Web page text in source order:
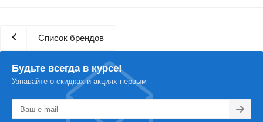
Список брендов
Будьте всегда в курсе!
Узнавайте о скидках и акциях первым